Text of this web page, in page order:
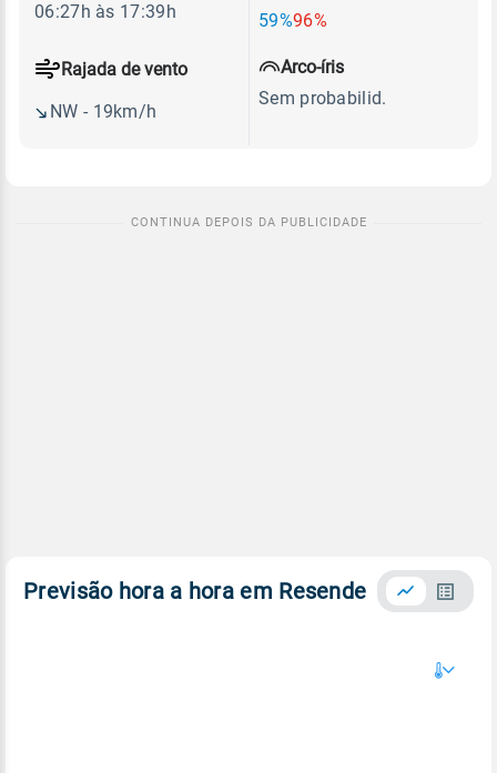
59%96%
Rajada de vento
NW - 19km/h
06:27h às 17:39h
Arco-íris
Sem probabilid.
Previsão hora a hora em Resende